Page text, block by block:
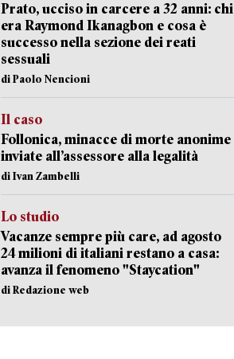
Prato, ucciso in carcere a 32 anni: chi
era Raymond Ikanagbon e cosa è
successo nella sezione dei reati
sessuali
di Paolo Nencioni
Il caso
Follonica, minacce di morte anonime
inviate all’assessore alla legalità
di Ivan Zambelli
Lo studio
Vacanze sempre più care, ad agosto
24 milioni di italiani restano a casa:
avanza il fenomeno "Staycation"
di Redazione web